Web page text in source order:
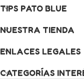
TIPS PATO BLUE
NUESTRA TIENDA
ENLACES LEGALES
CATEGORÍAS